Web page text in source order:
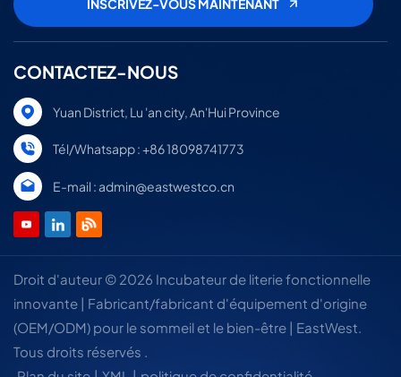
CONTACTEZ-NOUS
Yuan District, Lu 'an city, An'Hui Province
Tél/Whatsapp : +86 18098741773
E-mail : admin@eastwestco.cn
Droit d'auteur © 2026 Incubateur de literie fonctionnelle
innovante | Fabricant/fabricant d'équipement d'origine
(OEM/ODM) pour le sommeil et le bien-être | EastWest.
Tous droits réservés .